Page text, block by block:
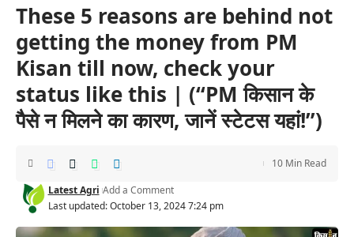
These 5 reasons are behind not
getting the money from PM
Kisan till now, check your
status like this | (“PM किसान के
पैसे न मिलने का कारण, जानें स्टेटस यहां!”)
Last updated: October 13, 2024 7:24 pm
Latest Agri Add a Comment
10 Min Read